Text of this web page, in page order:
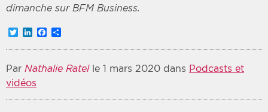
dimanche sur BFM Business.
TwitterLinkedInFacebook
Par Nathalie Ratelle 1 mars 2020 dans Podcasts et
vidéos